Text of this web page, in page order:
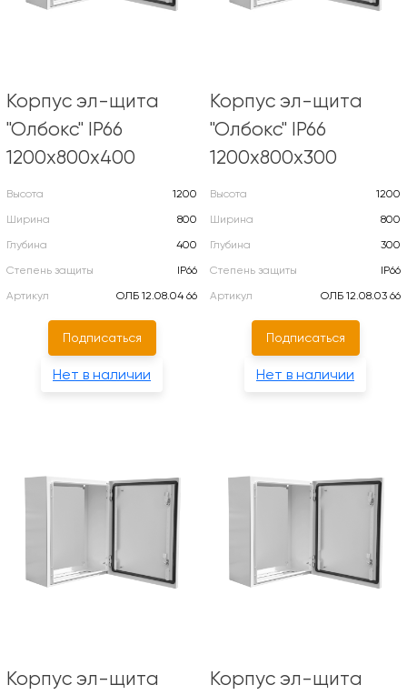
Корпус эл-щита
"Олбокс" IP66
1200х800х400
Высота
1200
Ширина
800
Глубина
400
Степень защиты
IP66
Артикул
ОЛБ 12.08.04 66
Подписаться
Нет в наличии
Корпус эл-щита
"Олбокс" IP66
1200х800х300
Высота
1200
Ширина
800
Глубина
300
Степень защиты
IP66
Артикул
ОЛБ 12.08.03 66
Подписаться
Нет в наличии
Корпус эл-щита
Корпус эл-щита